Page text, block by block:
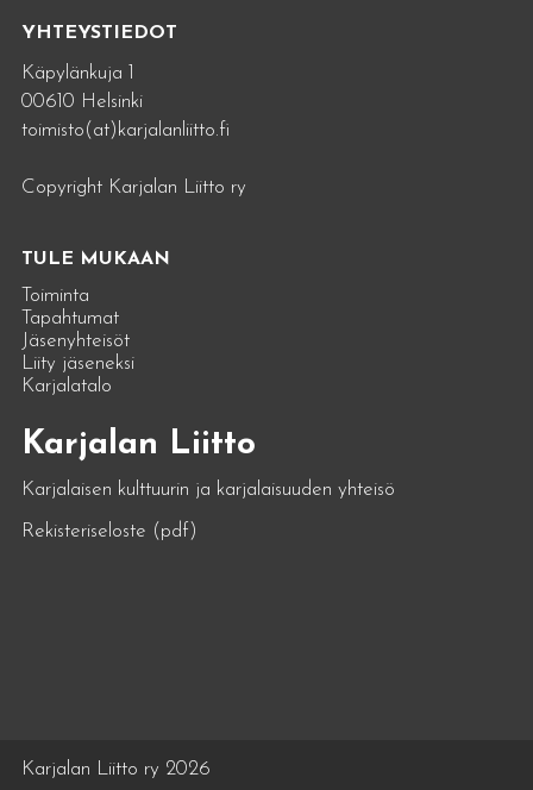
YHTEYSTIEDOT
Käpylänkuja 1
00610 Helsinki
toimisto(at)karjalanliitto.fi
Copyright Karjalan Liitto ry
TULE MUKAAN
Toiminta
Tapahtumat
Jäsenyhteisöt
Liity jäseneksi
Karjalatalo
Karjalan Liitto
Karjalaisen kulttuurin ja karjalaisuuden yhteisö
Rekisteriseloste (pdf)
Karjalan Liitto ry 2026